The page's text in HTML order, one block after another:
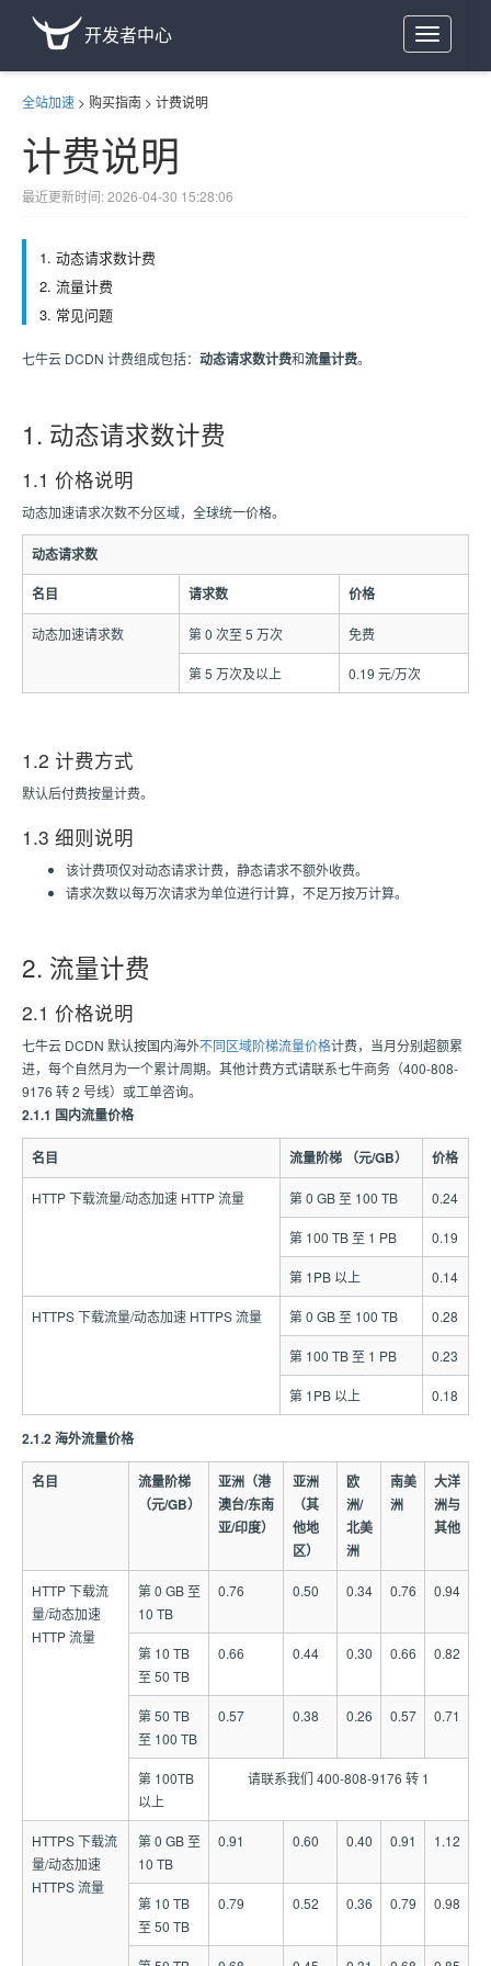
Toggle
navigation
开发者中心
全站加速 > 购买指南 > 计费说明
计费说明
最近更新时间: 2026-04-30 15:28:06
1. 动态请求数计费
2. 流量计费
3. 常见问题
七牛云 DCDN 计费组成包括： 动态请求数计费和流量计费。
1. 动态请求数计费
1.1 价格说明
动态加速请求次数不分区域，全球统一价格。
动态请求数
名目
请求数 价格
动态加速请求数 第 0 次至 5 万次 免费
第 5 万次及以上 0.19 元/万次
1.2 计费方式
默认后付费按量计费。
1.3 细则说明
该计费项仅对动态请求计费，静态请求不额外收费。
请求次数以每万次请求为单位进行计算，不足万按万计算。
2. 流量计费
2.1 价格说明
七牛云 DCDN 默认按国内海外不同区域阶梯流量价格计费，当月分别超额累
进，每个自然月为一个累计周期。其他计费方式请联系七牛商务（400-808-
9176 转 2 号线）或工单咨询。
2.1.1 国内流量价格
名目 流量阶梯 （元/GB） 价格
HTTP 下载流量/动态加速 HTTP 流量 第 0 GB 至 100 TB 0.24
第 100 TB 至 1 PB 0.19
第 1PB 以上 0.14
HTTPS 下载流量/动态加速 HTTPS 流量 第 0 GB 至 100 TB 0.28
第 100 TB 至 1 PB 0.23
第 1PB 以上 0.18
2.1.2 海外流量价格
名目
流量阶梯
（元/GB）
亚洲（港
澳台/东南
亚/印度）
亚洲
（其
他地
区）
欧
洲/
北美
洲
南美
洲
大洋
洲与
其他
HTTP 下载流
量/动态加速
HTTP 流量
第 0 GB 至
10 TB
0.76 0.50 0.34 0.76 0.94
第 10 TB
至 50 TB
0.66 0.44 0.30 0.66 0.82
第 50 TB
至 100 TB
0.57 0.38 0.26 0.57 0.71
第 100TB
以上
请联系我们 400-808-9176 转 1
HTTPS 下载流
量/动态加速
HTTPS 流量
第 0 GB 至
10 TB
0.91 0.60 0.40 0.91 1.12
第 10 TB
至 50 TB
0.79 0.52 0.36 0.79 0.98